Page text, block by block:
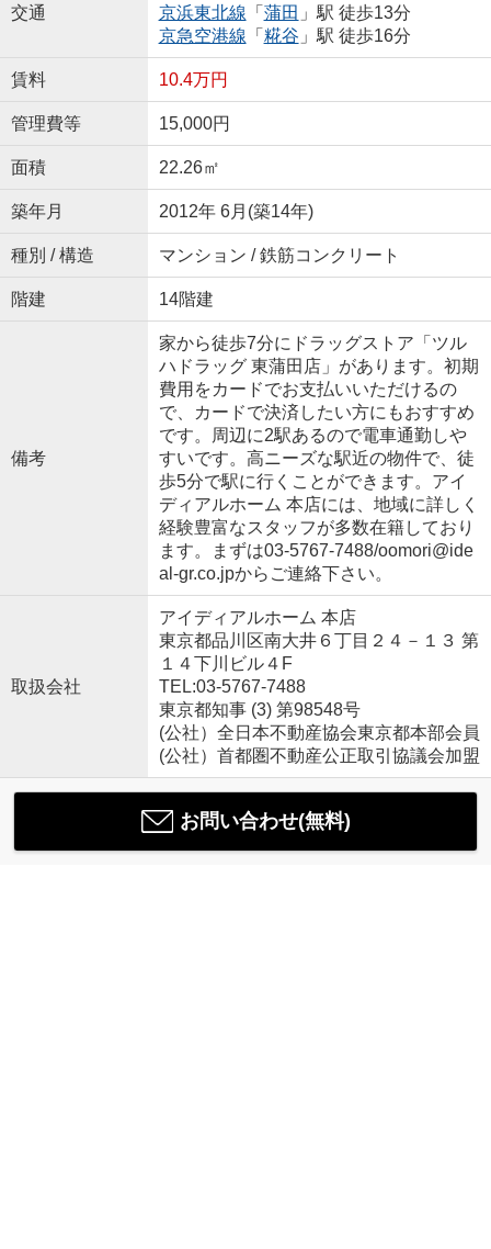
交通
京浜東北線 「 蒲田 」駅 徒歩13分
京急空港線 「 糀谷 」駅 徒歩16分
賃料 10.4万円
管理費等 15,000円
面積 22.26㎡
築年月 2012年 6月(築14年)
種別 / 構造 マンション / 鉄筋コンクリート
階建 14階建
備考
家から徒歩7分にドラッグストア「ツル
ハドラッグ 東蒲田店」があります。初期
費用をカードでお支払いいただけるの
で、カードで決済したい方にもおすすめ
です。周辺に2駅あるので電車通勤しや
すいです。高ニーズな駅近の物件で、徒
歩5分で駅に行くことができます。アイ
ディアルホーム 本店には、地域に詳しく
経験豊富なスタッフが多数在籍しており
ます。まずは03-5767-7488/oomori@ide
al-gr.co.jpからご連絡下さい。
取扱会社
アイディアルホーム 本店
東京都品川区南大井６丁目２４－１３ 第
１４下川ビル４F
TEL:03-5767-7488
東京都知事 (3) 第98548号
(公社）全日本不動産協会東京都本部会員
(公社）首都圏不動産公正取引協議会加盟
お問い合わせ(無料)